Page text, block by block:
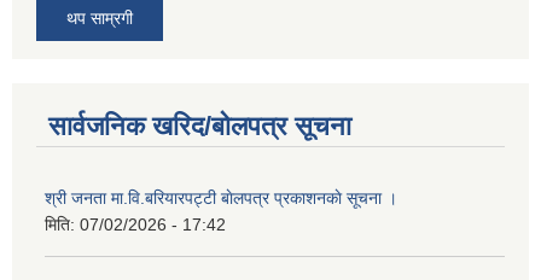
थप साम्रगी
सार्वजनिक खरिद/बोलपत्र सूचना
श्री जनता मा.वि.बरियारपट्टी बाेलपत्र प्रकाशनकाे सूचना ।
मिति: 07/02/2026 - 17:42